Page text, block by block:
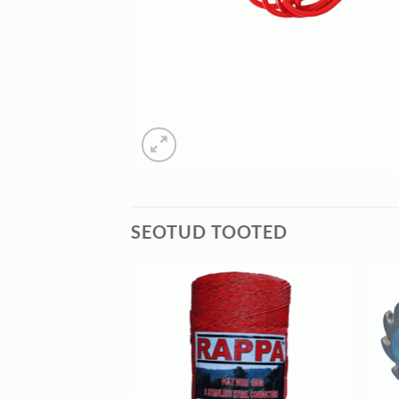
SEOTUD TOOTED